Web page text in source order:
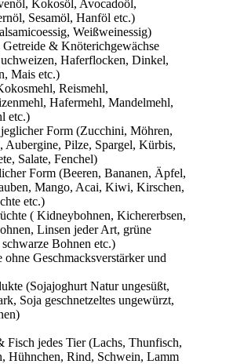
Kokosöl, Avocadoöl,
Sesamöl, Hanföl etc.)
Weißweinessig)
Getreide & Knöterichgewächse
Haferflocken, Dinkel,
Mais etc.)
Reismehl,
Hafermehl, Mandelmehl,
etc.)
Form (Zucchini, Möhren,
Aubergine, Pilze, Spargel, Kürbis,
Salate, Fenchel)
Form (Beeren, Bananen, Äpfel,
Mango, Acai, Kiwi, Kirschen,
etc.)
( Kidneybohnen, Kichererbsen,
Linsen jeder Art, grüne
Bohnen etc.)
ohne Geschmacksverstärker und
(Sojajoghurt Natur ungesüßt,
Soja geschnetzeltes ungewürzt,
Fisch jedes Tier (Lachs, Thunfisch,
Hühnchen, Rind, Schwein, Lamm